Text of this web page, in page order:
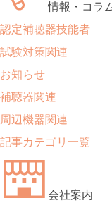
情報・コラ
認定補聴器技能者
試験対策関連
お知らせ
補聴器関連
周辺機器関連
記事カテゴリ一覧
会社案内